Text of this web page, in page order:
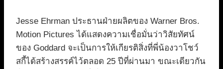
Jesse Ehrman ประธานฝ่ายผลิตของ Warner Bros.
Motion Pictures ได้แสดงความเชื่อมั่นว่าวิสัยทัศน์
ของ Goddard จะเป็นการให้เกียรติสิ่งที่พี่น้องวาโชว์
สกี้ได้สร้างสรรค์ไว้ตลอด 25 ปีที่ผ่านมา ขณะเดียวกัน